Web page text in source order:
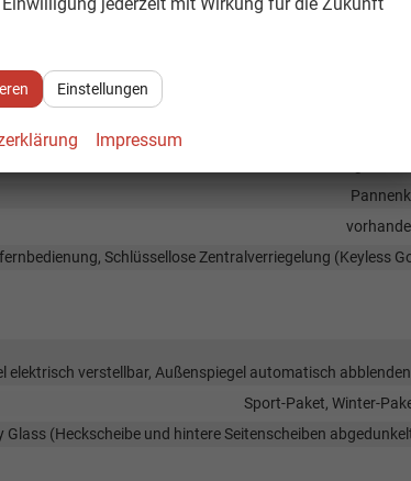
Control vorne, Park Distance Control hinten,
LED-Rückleuchten, LED-Scheinwerfer, LED-
Schlüssellose Zentralverriegelung (Keyless
elektrisch verstellbar, Außenspiegel automatisch
Sport-Paket, Winter-
Glass (Heckscheibe und hintere Seitenscheiben
Einstellungen
Impressum